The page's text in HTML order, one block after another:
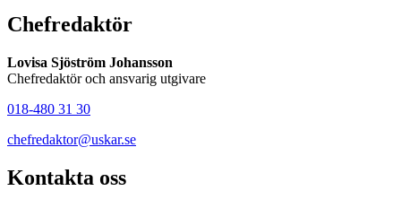
Chefredaktör
Lovisa Sjöström Johansson
Chefredaktör och ansvarig utgivare
018-480 31 30
chefredaktor@uskar.se
Kontakta oss